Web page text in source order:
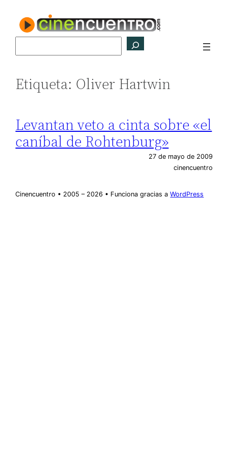
contenido
Etiqueta: Oliver Hartwin
Levantan veto a cinta sobre «el
caníbal de Rohtenburg»
27 de mayo de 2009
cinencuentro
Cinencuentro • 2005 – 2026 • Funciona gracias aWordPress